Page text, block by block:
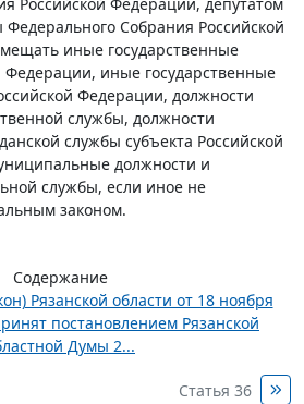
Федерального Собрания Российской
иные государственные
Федерации, иные государственные
Федерации, должности
службы, должности
службы субъекта Российской
должности и
службы, если иное не
законом.
Содержание
Рязанской области от 18 ноября
постановлением Рязанской
Думы 2...
Статья 36